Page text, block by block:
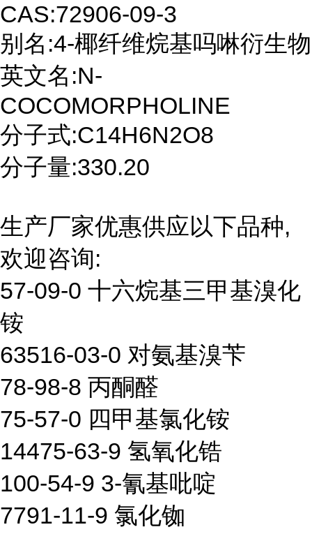
CAS:72906-09-3
别名:4-椰纤维烷基吗啉衍生物
英文名:N-
COCOMORPHOLINE
分子式:C14H6N2O8
分子量:330.20
生产厂家优惠供应以下品种,
欢迎咨询:
57-09-0 十六烷基三甲基溴化
铵
63516-03-0 对氨基溴苄
78-98-8 丙酮醛
75-57-0 四甲基氯化铵
14475-63-9 氢氧化锆
100-54-9 3-氰基吡啶
7791-11-9 氯化铷